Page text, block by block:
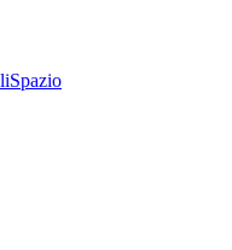
Spazio